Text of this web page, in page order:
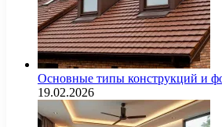
Основные типы конструкций и
19.02.2026